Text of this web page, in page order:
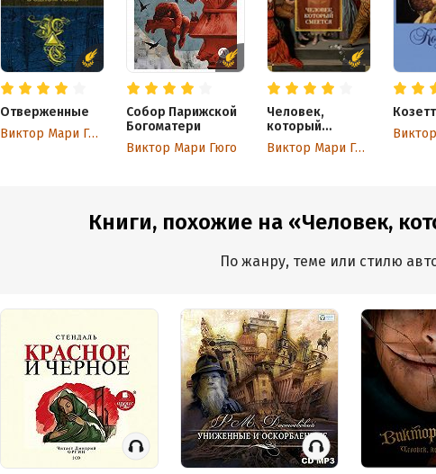
Отверженные
Виктор Мари Гюго
Собор Парижской
Богоматери
Виктор Мари Гюго
Человек,
который
смеется
Виктор Мари Гюго
Книги, похожие на «Человек,
По жанру, теме или стилю